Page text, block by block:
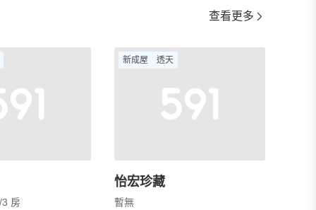
查看更多
3 房
新成屋 透天
怡宏珍藏
暫無